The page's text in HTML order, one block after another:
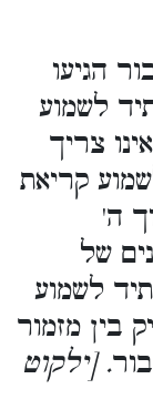
הגיעו
לשמוע
צריך
קריאת
ה'
של
לשמוע
בין מזמור
. [ילקוט